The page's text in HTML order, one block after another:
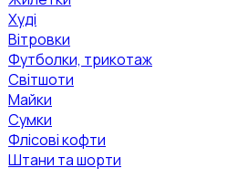
Худі
Вітровки
Футболки, трикотаж
Світшоти
Майки
Сумки
Флісові кофти
Штани та шорти